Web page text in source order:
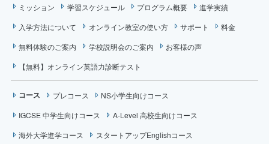
ミッション 学習スケジュール プログラム概要
進学実績
入学方法について
オンライン教室の使い方 サポート
料金
無料体験のご案内
学校説明会のご案内
お客様の声
【無料】オンライン英語力診断テスト
コース プレコース
NS小学生向けコース
IGCSE 中学生向けコース
A-Level 高校生向けコース
海外大学進学コース
スタートアップEnglishコース